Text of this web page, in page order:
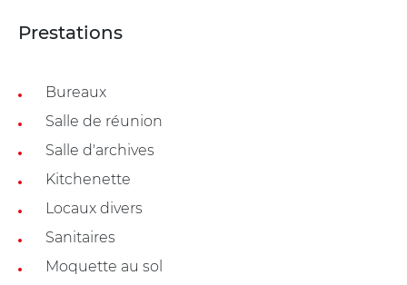
Prestations
Bureaux
Salle de réunion
Salle d'archives
Kitchenette
Locaux divers
Sanitaires
Moquette au sol